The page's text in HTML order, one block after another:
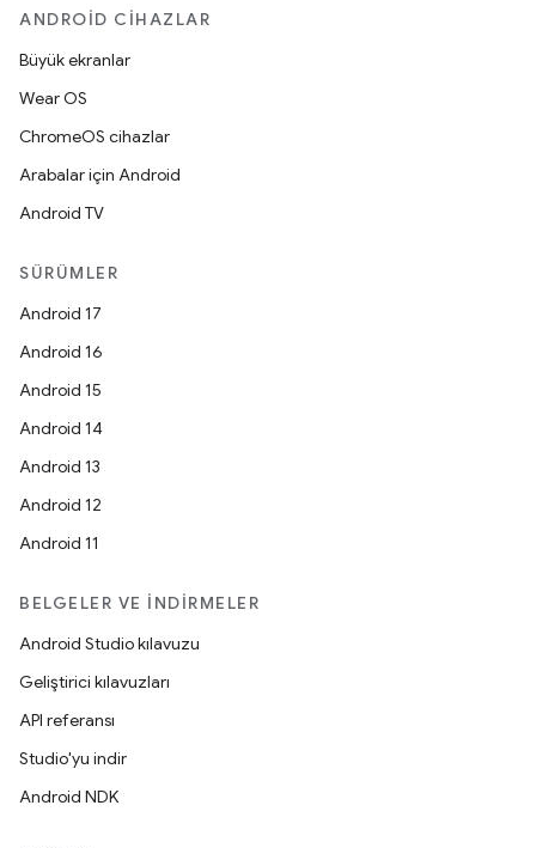
ANDROID CIHAZLAR
Büyük ekranlar
Wear OS
ChromeOS cihazlar
Arabalar için Android
Android TV
SÜRÜMLER
Android 17
Android 16
Android 15
Android 14
Android 13
Android 12
Android 11
BELGELER VE İNDIRMELER
Android Studio kılavuzu
Geliştirici kılavuzları
API referansı
Studio'yu indir
Android NDK